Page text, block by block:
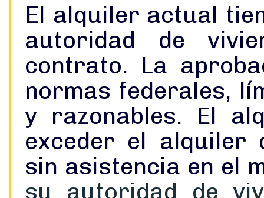
El alquiler actual
autoridad de
contrato. La aprobación se basa en reglas y
normas federales,
y razonables. El
exceder el alquiler
sin asistencia en el
su autoridad de